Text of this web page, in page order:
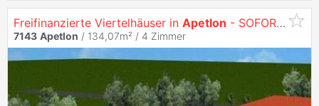
Freifinanzierte Viertelhäuser in Apetlon - SOFORTKAUF
7143 Apetlon / 134,07m² / 4 Zimmer